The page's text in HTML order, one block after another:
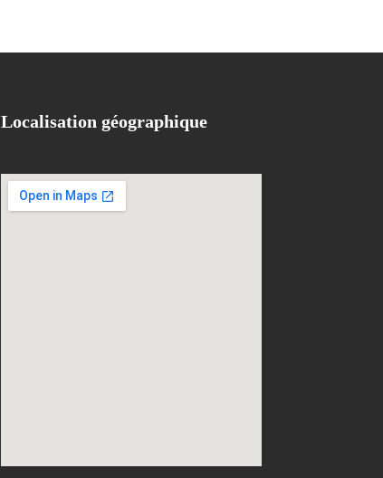
Localisation géographique